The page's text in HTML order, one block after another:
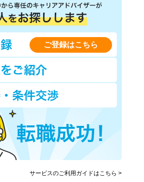
ご登録はこちら
サービスのご利用ガイドはこちら >